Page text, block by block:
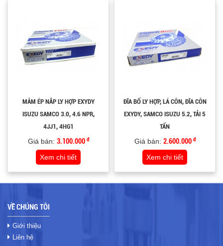
MÂM ÉP NẮP LY HỢP EXYDY
ISUZU SAMCO 3.0, 4.6 NPR,
4JJ1, 4HG1
Giá bán: 3.100.000 đ
Xem chi tiết
ĐĨA BỐ LY HỢP, LÁ CÔN, ĐĨA CÔN
EXYDY, SAMCO ISUZU 5.2, TẢI 5
TẤN
Giá bán: 2.600.000 đ
Xem chi tiết
VỀ CHÚNG TÔI
Giới thiệu
Liên hệ